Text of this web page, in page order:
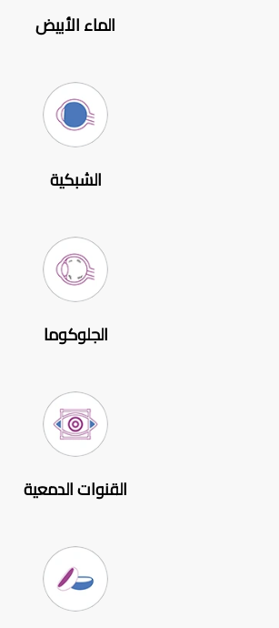
الماء الأبيض
الشبكية
الجلوكوما
القنوات الدمعية